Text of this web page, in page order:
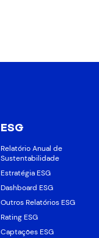
ESG
Relatório Anual de
Sustentabilidade
Estratégia ESG
Dashboard ESG
Outros Relatórios ESG
Rating ESG
Captações ESG